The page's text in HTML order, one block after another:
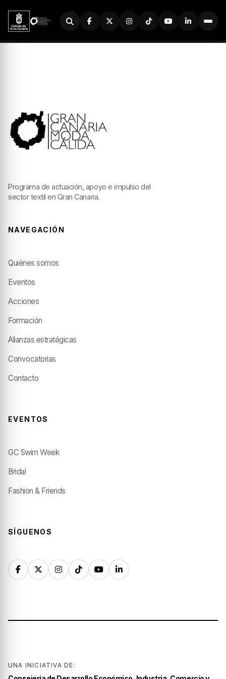
Buscador
Programa de actuación, apoyo e impulso del
sector textil en Gran Canaria.
NAVEGACIÓN
Quiénes somos
Eventos
Acciones
Formación
Alianzas estratégicas
Convocatorias
Contacto
EVENTOS
GC Swim Week
Bridal
Fashion & Friends
SÍGUENOS
UNA INICIATIVA DE: